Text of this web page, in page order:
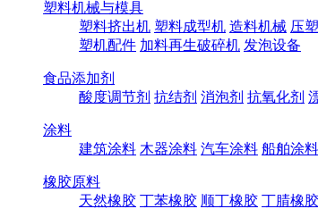
塑料机械与模具
塑料挤出机 塑料成型机 造料机械 压
塑机配件 加料再生破碎机 发泡设备
食品添加剂
酸度调节剂 抗结剂 消泡剂 抗氧化剂
涂料
建筑涂料 木器涂料 汽车涂料 船舶涂料
橡胶原料
天然橡胶 丁苯橡胶 顺丁橡胶 丁腈橡胶